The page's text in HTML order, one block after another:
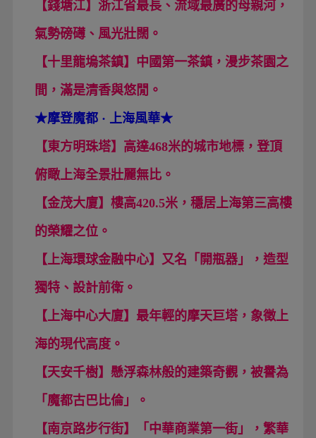
【錢塘江】浙江省最長、流域最廣的母親河，
氣勢磅礡、風光壯闊。
【十里龍塢茶鎮】中國第一茶鎮，漫步茶園之
間，滿是清香與悠閒。
★摩登魔都 · 上海風華★
【東方明珠塔】高達468米的城市地標，登頂
俯瞰上海全景壯麗無比。
【金茂大廈】樓高420.5米，穩居上海第三高樓
的榮耀之位。
【上海環球金融中心】又名「開瓶器」，造型
獨特、設計前衛。
【上海中心大廈】最年輕的摩天巨塔，象徵上
海的現代高度。
【天安千樹】懸浮森林般的建築奇觀，被譽為
「魔都古巴比倫」。
【南京路步行街】「中華商業第一街」，繁華